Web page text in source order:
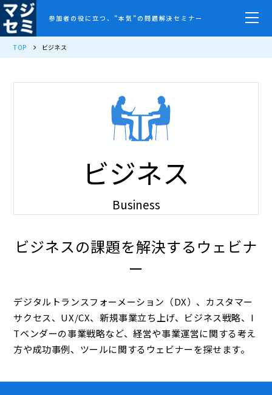
参加者の役に立つ、”本気”の問題解決セミナー
TOP ビジネス
ビジネス
Business
ビジネスの課題を解決するウェビナ
ー
デジタルトランスフォーメーション（DX）、カスタマー
サクセス、UX/CX、新規事業立ち上げ、ビジネス戦略、I
Tベンダーの事業戦略など、経営や事業運営に関する考え
方や成功事例、ツールに関するウェビナーを探せます。